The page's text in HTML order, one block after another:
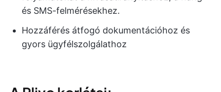
és SMS-felmérésekhez.
Hozzáférés átfogó dokumentációhoz és
gyors ügyfélszolgálathoz